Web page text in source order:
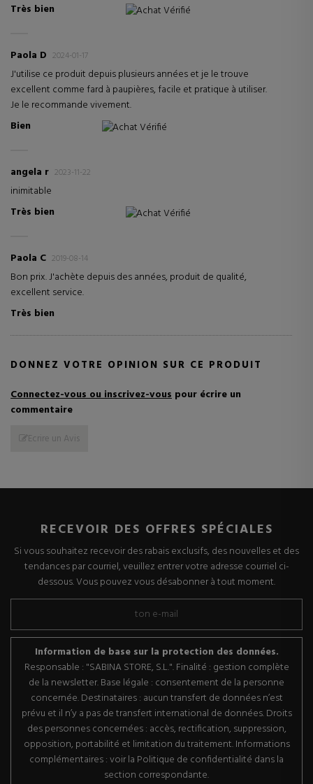
Très bien
Achat Vérifié
Paola D 2024-01-17
J'utilise ce produit depuis plusieurs années et je le trouve
excellent comme fard à paupières, facile et pratique à utiliser.
Je le recommande vivement.
Bien
Achat Vérifié
angela r 2023-11-22
inimitable
Très bien
Achat Vérifié
Paola C 2019-08-14
Bon prix. J'achète depuis des années, produit de qualité,
excellent service.
Très bien
DONNEZ VOTRE OPINION SUR CE PRODUIT
Connectez-vous ou inscrivez-vous pour écrire un
commentaire
Ecrire un Avis
RECEVOIR DES OFFRES SPÉCIALES
Si vous souhaitez recevoir des rabais exclusifs, des nouvelles et des
tendances par courriel, veuillez entrer votre adresse courriel ci-
dessous. Vous pouvez vous désabonner à tout moment.
Information de base sur la protection des données.
Responsable : "SABINA STORE, S.L.". Finalité : gestion complète
de la newsletter. Base légale : consentement de la personne
concernée. Destinataires : aucun transfert de données n’est
prévu et il n’y a pas de transfert international de données. Droits
des personnes concernées : accès, rectification, suppression,
opposition, portabilité et limitation du traitement. Informations
complémentaires : voir la Politique de confidentialité dans la
section correspondante.